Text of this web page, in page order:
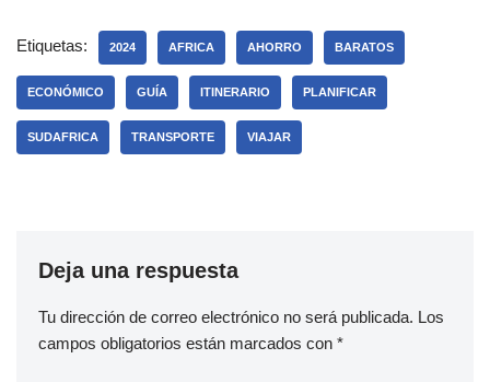
Etiquetas: 2024 AFRICA AHORRO BARATOS
ECONÓMICO GUÍA ITINERARIO PLANIFICAR
SUDAFRICA TRANSPORTE VIAJAR
Deja una respuesta
Tu dirección de correo electrónico no será publicada. Los
campos obligatorios están marcados con *